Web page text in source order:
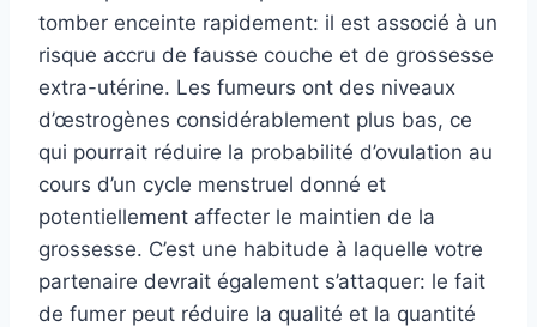
tomber enceinte rapidement: il est associé à un
risque accru de fausse couche et de grossesse
extra-utérine. Les fumeurs ont des niveaux
d’œstrogènes considérablement plus bas, ce
qui pourrait réduire la probabilité d’ovulation au
cours d’un cycle menstruel donné et
potentiellement affecter le maintien de la
grossesse. C’est une habitude à laquelle votre
partenaire devrait également s’attaquer: le fait
de fumer peut réduire la qualité et la quantité